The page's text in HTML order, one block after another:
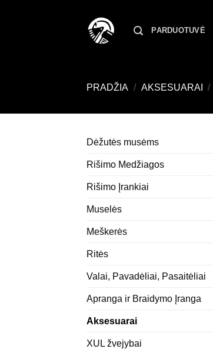
PARDUOTUVĖ
PRADŽIA / AKSESUARAI /
Dėžutės musėms
Rišimo Medžiagos
Rišimo Įrankiai
Muselės
Meškerės
Ritės
Valai, Pavadėliai, Pasaitėliai
Apranga ir Braidymo Įranga
Aksesuarai
XUL žvejybai